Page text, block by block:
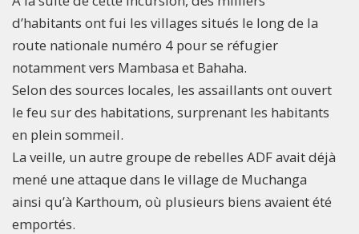
d’habitants ont fui les villages situés le long de la
route nationale numéro 4 pour se réfugier
notamment vers Mambasa et Bahaha.
Selon des sources locales, les assaillants ont ouvert
le feu sur des habitations, surprenant les habitants
en plein sommeil.
La veille, un autre groupe de rebelles ADF avait déjà
mené une attaque dans le village de Muchanga
ainsi qu’à Karthoum, où plusieurs biens avaient été
emportés.